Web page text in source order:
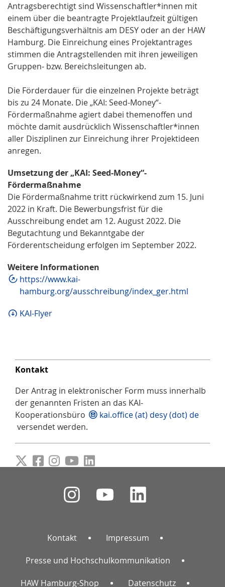
Antragsberechtigt sind Wissenschaftler*innen mit
einem über die beantragte Projektlaufzeit gültigen
Beschäftigungsverhältnis am DESY oder an der HAW
Hamburg. Die Einreichung eines Projektantrages
stimmen die Antragstellenden mit ihren jeweiligen
Gruppen- bzw. Bereichsleitungen ab.
Die Förderdauer für die einzelnen Projekte beträgt
bis zu 24 Monate. Die „KAI: Seed-Money“-
Fördermaßnahme agiert dabei themenoffen und
möchte damit ausdrücklich Wissenschaftler*innen
aller Disziplinen zur Einreichung ihrer Projektideen
anregen.
Umsetzung der „KAI: Seed-Money“-
Fördermaßnahme
Die Fördermaßnahme tritt rückwirkend zum 15. Juni
2022 in Kraft. Die Bewerbungsfrist für die
Ausschreibung endet am 12. August 2022. Die
Begutachtung und Bekanntgabe der
Förderentscheidung erfolgen im September 2022.
Weitere Informationen
https://www.kai-
hamburg.org/ausschreibung/index_ger.html
KAI-Flyer
Kontakt
Der Antrag in elektronischer Form muss innerhalb
der genannten Fristen an das KAI-
Kooperationsbüro
kai.office (at) desy (dot) de
versendet werden.
Kontakt Impressum
Presse und Hochschulkommunikation
HAW Hamburg-Shop Datenschutz